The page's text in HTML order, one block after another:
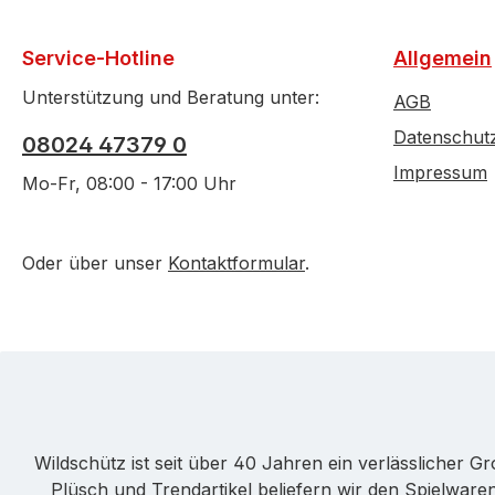
Service-Hotline
Unterstützung und Beratung unter:
08024 47379 0
Mo-Fr, 08:00 - 17:00 Uhr
Oder über unser Kontaktformular.
Allgemein
AGB
Impressum
Wildschütz ist seit über 40 Jahren ein verlässlicher
Plüsch und Trendartikel beliefern wir den